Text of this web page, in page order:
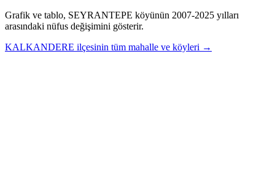
Grafik ve tablo, SEYRANTEPE köyünün 2007-2025 yılları
arasındaki nüfus değişimini gösterir.
KALKANDERE ilçesinin tüm mahalle ve köyleri →